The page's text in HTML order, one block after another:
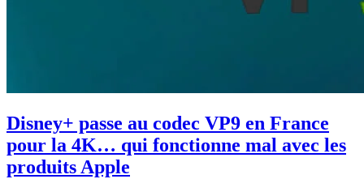
Disney+ passe au codec VP9 en France
pour la 4K… qui fonctionne mal avec les
produits Apple